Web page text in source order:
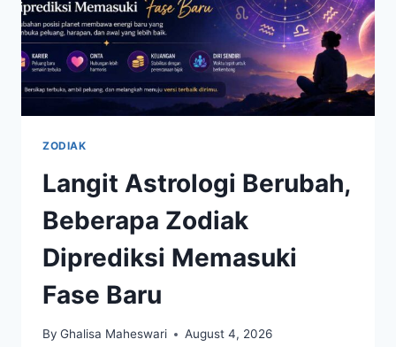
ZODIAK
Langit Astrologi Berubah,
Beberapa Zodiak
Diprediksi Memasuki
Fase Baru
By Ghalisa Maheswari August 4, 2026